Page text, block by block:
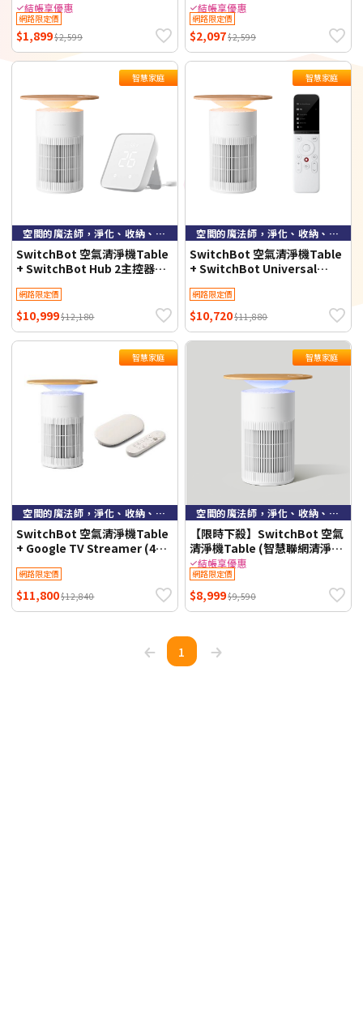
結帳享優惠
網路限定價
$1,899$2,599
(PW003)
結帳享優惠
網路限定價
$2,097$2,599
智慧家庭
空間的魔法師，淨化、收納、智慧，一機全能！
SwitchBot 空氣清淨機Table
+ SwitchBot Hub 2主控器
網路限定價
$10,999$12,180
智慧家庭
空間的魔法師，淨化、收納、智慧，一機全能！
SwitchBot 空氣清淨機Table
+ SwitchBot Universal
組】智慧家庭
網路限定價
$10,720$11,880
智慧家庭
空間的魔法師，淨化、收納、智慧，一機全能！
SwitchBot 空氣清淨機Table
+ Google TV Streamer (4K)
網路限定價
$11,800$12,840
智慧家庭
空間的魔法師，淨化、收納、智慧，一機全能！
【限時下殺】SwitchBot 空氣
清淨機Table (智慧聯網清淨機/
無線充電桌面/小夜燈) 支援
Matter 智慧家庭
結帳享優惠
網路限定價
$8,999$9,590
1